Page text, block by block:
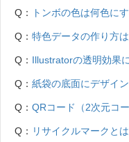
Q： トンボの色は何色に
Q： 特色データの作り方は
Q： Illustratorの透明効果
Q： 紙袋の底面にデザイ
Q： QRコード（2次元コ
Q： リサイクルマークと